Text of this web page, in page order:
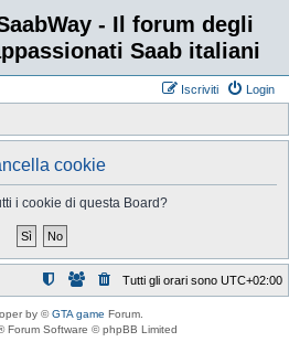
- Il forum degli
Saab italiani
Login
Iscriviti
cookie
i cookie di questa Board?
Tutti gli orari sono UTC+02:00
by ©GTA game Forum.
Forum Software © phpBB Limited